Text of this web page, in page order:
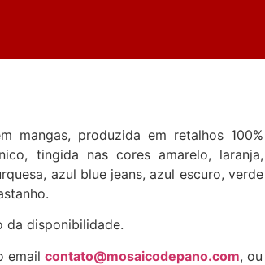
mangas, produzida em retalhos 100%
tingida nas cores amarelo, laranja,
azul blue jeans, azul escuro, verde
da disponibilidade.
email contato@mosaicodepano.com, ou